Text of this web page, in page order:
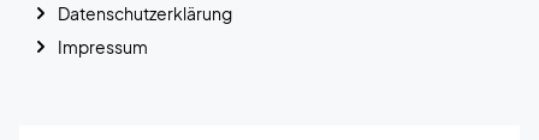
Datenschutzerklärung
Impressum